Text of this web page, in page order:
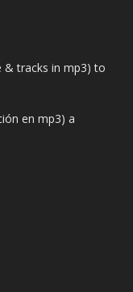
& tracks in mp3) to
en mp3) a